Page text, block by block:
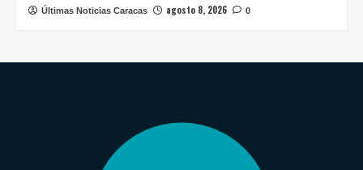
Últimas Noticias Caracas agosto 8, 2026 0